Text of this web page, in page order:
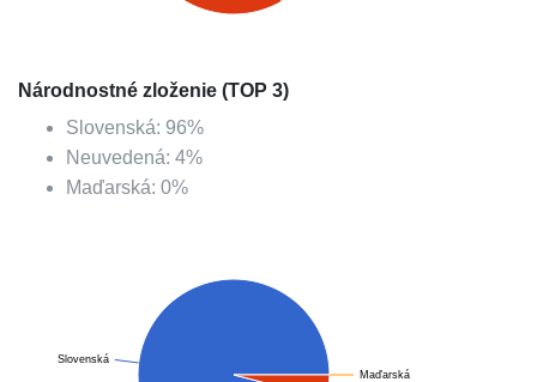
Národnostné zloženie (TOP 3)
Slovenská: 96%
Neuvedená: 4%
Maďarská: 0%
Slovenská
Maďarská